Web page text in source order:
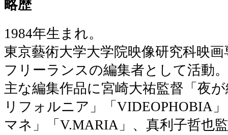
略歴
1984年生まれ。
東京藝術大学大学院映像研究科映
フリーランスの編集者として活動。
主な編集作品に宮崎大祐監督「夜
リフォルニア」「VIDEOPHOBIA
マネ」「V.MARIA」、真利子哲也